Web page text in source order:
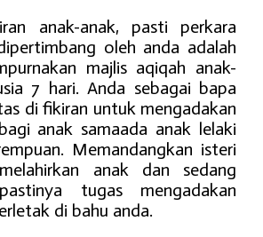
anak-anak, pasti perkara
oleh anda adalah
majlis aqiqah anak-
7 hari. Anda sebagai bapa
di fikiran untuk mengadakan
anak samaada anak lelaki
Memandangkan isteri
anak dan sedang
tugas mengadakan
di bahu anda.